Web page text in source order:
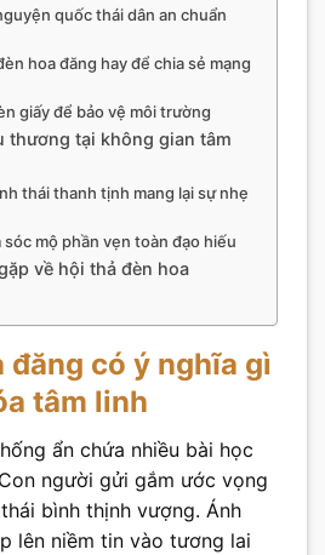
quốc thái dân an chuẩn
hoa đăng hay để chia sẻ mạng
giấy để bảo vệ môi trường
thương tại không gian tâm
thái thanh tịnh mang lại sự nhẹ
sóc mộ phần vẹn toàn đạo hiếu
về hội thả đèn hoa
đăng có ý nghĩa gì
tâm linh
ẩn chứa nhiều bài học
người gửi gắm ước vọng
bình thịnh vượng. Ánh
lên niềm tin vào tương lai